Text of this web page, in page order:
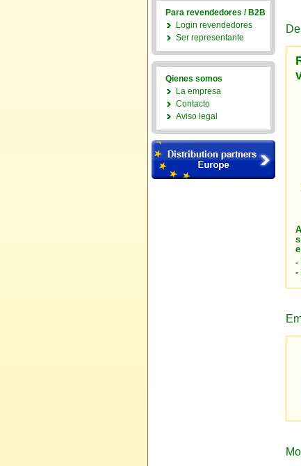
-
-
Para revendedores / B2B
Login revendedores
Ser representante
Qienes somos
La empresa
Contacto
Aviso legal